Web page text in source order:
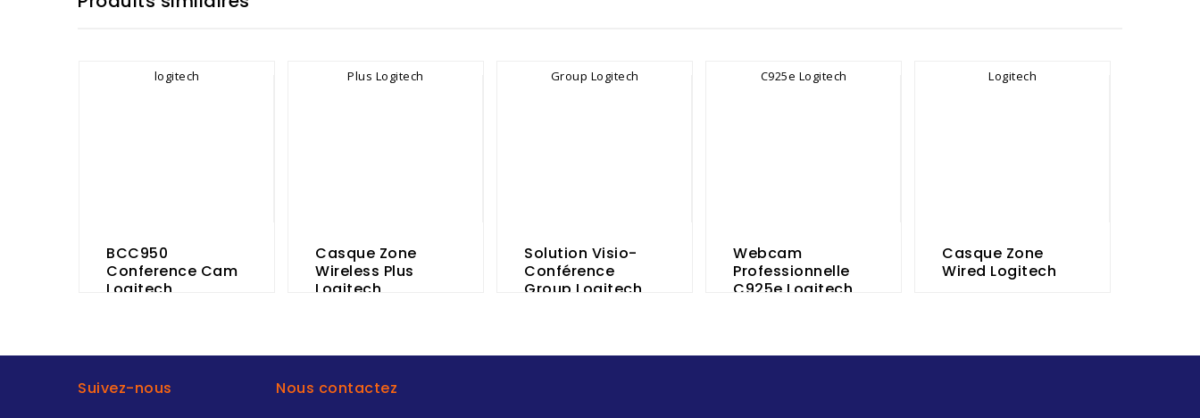
BCC950
Conference Cam
Logitech
Casque Zone
Wireless Plus
Logitech
Solution Visio-
Conférence
Group Logitech
Webcam
Professionnelle
C925e Logitech
Casque Zone
Wired Logitech
Suivez-nous Nous contactez